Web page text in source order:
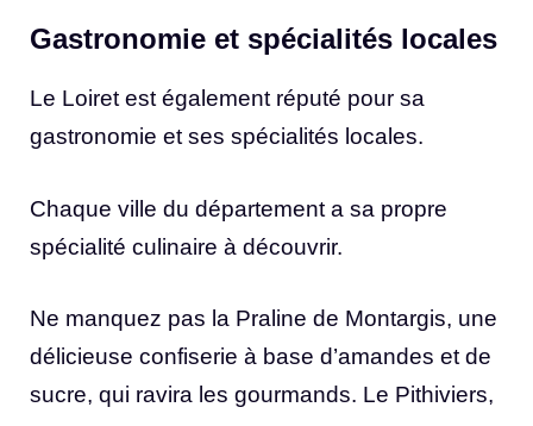
Gastronomie et spécialités locales
Le Loiret est également réputé pour sa
gastronomie et ses spécialités locales.
Chaque ville du département a sa propre
spécialité culinaire à découvrir.
Ne manquez pas la Praline de Montargis, une
délicieuse confiserie à base d’amandes et de
sucre, qui ravira les gourmands. Le Pithiviers,